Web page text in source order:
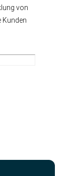
von
Kunden